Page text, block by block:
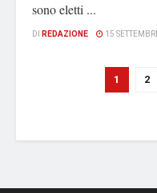
sono eletti ...
DI REDAZIONE 15
1 2